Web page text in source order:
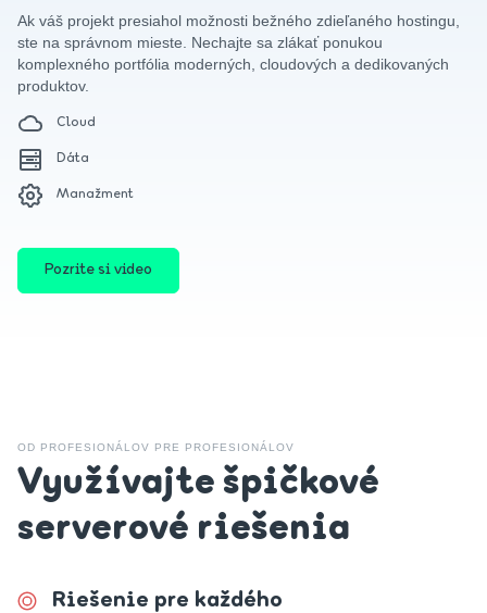
Ak váš projekt presiahol možnosti bežného zdieľaného hostingu,
ste na správnom mieste. Nechajte sa zlákať ponukou
komplexného portfólia moderných, cloudových a dedikovaných
produktov.
Cloud
Dáta
Manažment
Pozrite si video
OD PROFESIONÁLOV PRE PROFESIONÁLOV
Využívajte špičkové
serverové riešenia
Riešenie pre každého